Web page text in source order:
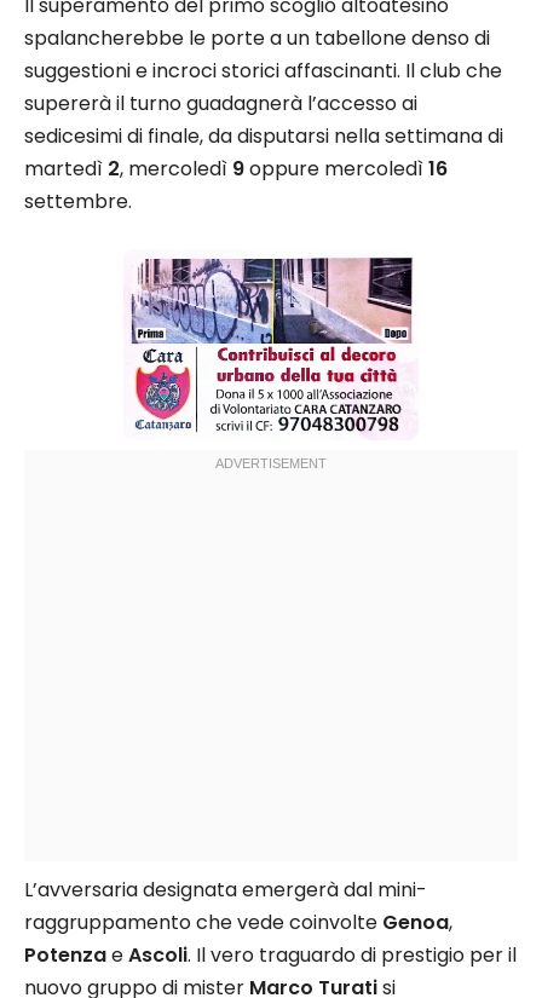
spalancherebbe le porte a un tabellone denso di
suggestioni e incroci storici affascinanti. Il club che
supererà il turno guadagnerà l’accesso ai
sedicesimi di finale, da disputarsi nella settimana di
martedì 2, mercoledì 9oppure mercoledì16
settembre.
L’avversaria designata emergerà dal mini-
raggruppamento che vede coinvolte Genoa,
PotenzaeAscoli. Il vero traguardo di prestigio per il
nuovo gruppo di mister Marco Turatisi